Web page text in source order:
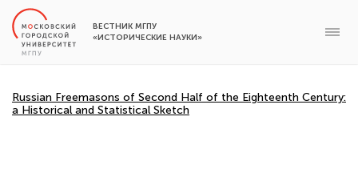
ВЕСТНИК МГПУ
«ИСТОРИЧЕСКИЕ НАУКИ»
Russian Freemasons of Second Half of the Eighteenth Century:
a Historical and Statistical Sketch